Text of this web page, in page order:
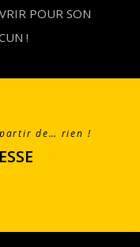
POUR SON
!
de… rien !